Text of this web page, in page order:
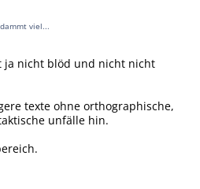
viel...
ja nicht blöd und nicht nicht
texte ohne orthographische,
unfälle hin.